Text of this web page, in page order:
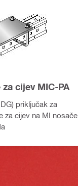
cijev MIC-PA
priključak za
za cijev na MI nosače